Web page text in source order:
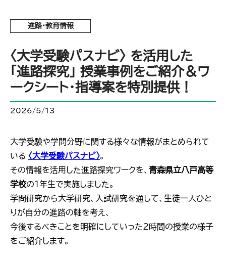
進路・教育情報
〈大学受験パスナビ〉 を活用した
「進路探究」 授業事例をご紹介＆ワ
ークシート・指導案を特別提供！
2026/5/13
大学受験や学問分野に関する様々な情報がまとめられて
いる 〈大学受験パスナビ〉。
その情報を活用した進路探究ワークを、 青森県立八戸高等
学校の1年生で実施しました。
学問研究から大学研究、入試研究を通して、生徒一人ひと
りが自分の進路の軸を考え、
今後するべきことを明確にしていった2時間の授業の様子
をご紹介します。